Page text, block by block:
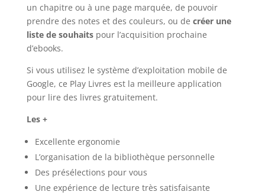
un chapitre ou à une page marquée, de pouvoir
prendre des notes et des couleurs, ou de créer une
liste de souhaits pour l’acquisition prochaine
d’ebooks.
Si vous utilisez le système d’exploitation mobile de
Google, ce Play Livres est la meilleure application
pour lire des livres gratuitement.
Les +
Excellente ergonomie
L’organisation de la bibliothèque personnelle
Des présélections pour vous
Une expérience de lecture très satisfaisante